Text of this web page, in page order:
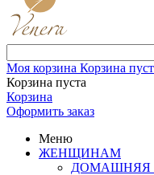
Моя корзина Корзина
Корзина пуста
Корзина
Оформить заказ
Меню
ЖЕНЩИНАМ
ДОМАШНЯЯ